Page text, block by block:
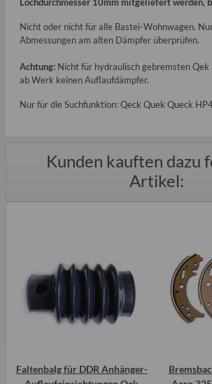
Lochdurchmesser 10mm mitgeliefert werden,
Nicht oder nicht für alle Bastei-Wohnwagen.
Abmessungen am alten Dämpfer überprüfen.
Achtung: Nicht für hydraulisch gebremsten Qek
ab Werk keinen Auflaufdämpfer.
Nur für die Suchfunktion: Qeck Quek Queck
Kunden kauften dazu
Artikel:
Faltenbalg für DDR Anhänger-